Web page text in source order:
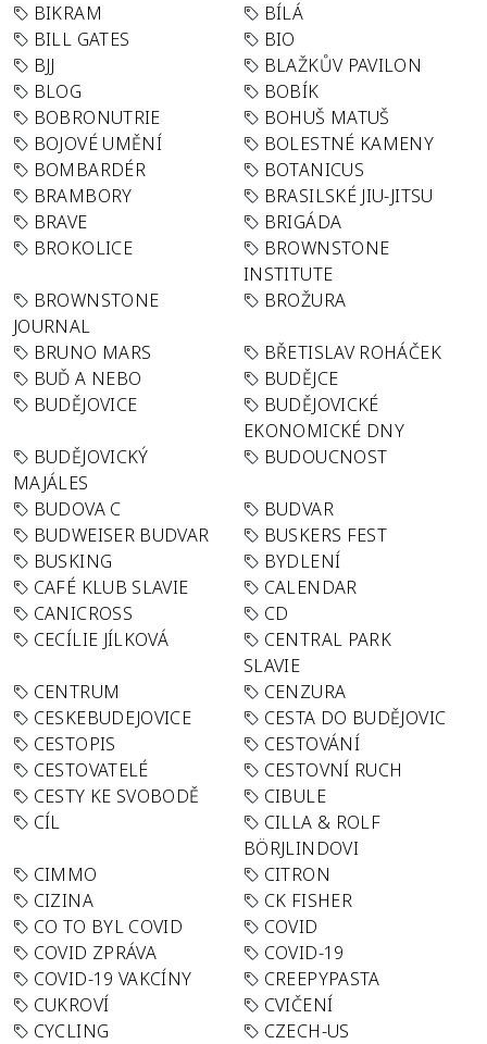
BIKRAM
BÍLÁ
BILL GATES
BIO
BJJ
BLAŽKŮV PAVILON
BLOG
BOBÍK
BOBRONUTRIE
BOHUŠ MATUŠ
BOJOVÉ UMĚNÍ
BOLESTNÉ KAMENY
BOMBARDÉR
BOTANICUS
BRAMBORY
BRASILSKÉ JIU-JITSU
BRAVE
BRIGÁDA
BROKOLICE
BROWNSTONE
INSTITUTE
BROWNSTONE
JOURNAL
BROŽURA
BRUNO MARS
BŘETISLAV ROHÁČEK
BUĎ A NEBO
BUDĚJCE
BUDĚJOVICE
BUDĚJOVICKÉ
EKONOMICKÉ DNY
BUDĚJOVICKÝ
MAJÁLES
BUDOUCNOST
BUDOVA C
BUDVAR
BUDWEISER BUDVAR
BUSKERS FEST
BUSKING
BYDLENÍ
CAFÉ KLUB SLAVIE
CALENDAR
CANICROSS
CD
CECÍLIE JÍLKOVÁ
CENTRAL PARK
SLAVIE
CENTRUM
CENZURA
CESKEBUDEJOVICE
CESTA DO BUDĚJOVIC
CESTOPIS
CESTOVÁNÍ
CESTOVATELÉ
CESTOVNÍ RUCH
CESTY KE SVOBODĚ
CIBULE
CÍL
CILLA & ROLF
BÖRJLINDOVI
CIMMO
CITRON
CIZINA
CK FISHER
CO TO BYL COVID
COVID
COVID ZPRÁVA
COVID-19
COVID-19 VAKCÍNY
CREEPYPASTA
CUKROVÍ
CVIČENÍ
CYCLING
CZECH-US